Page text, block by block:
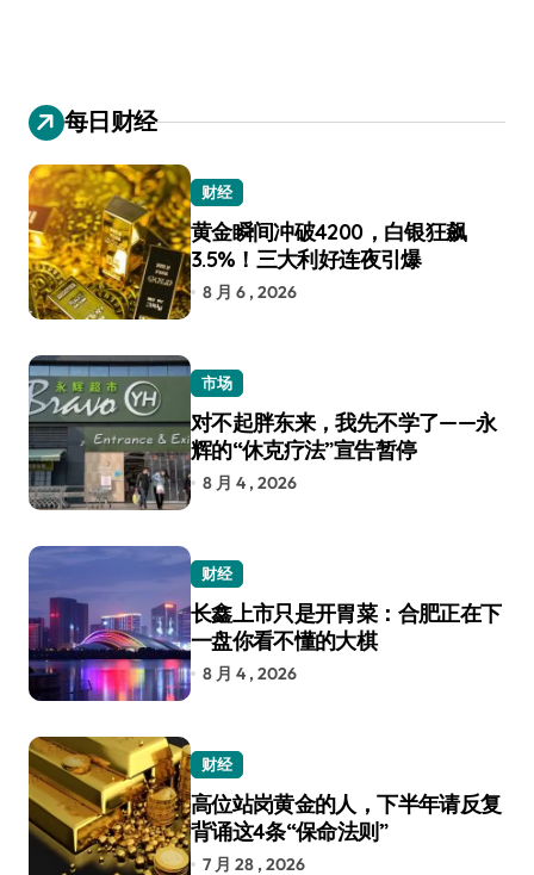
每日财经
财经
黄金瞬间冲破4200，白银狂飙
3.5%！三大利好连夜引爆
8 月 6 , 2026
市场
对不起胖东来，我先不学了——永
辉的“休克疗法”宣告暂停
8 月 4 , 2026
财经
长鑫上市只是开胃菜：合肥正在下
一盘你看不懂的大棋
8 月 4 , 2026
财经
高位站岗黄金的人，下半年请反复
背诵这4条“保命法则”
7 月 28 , 2026